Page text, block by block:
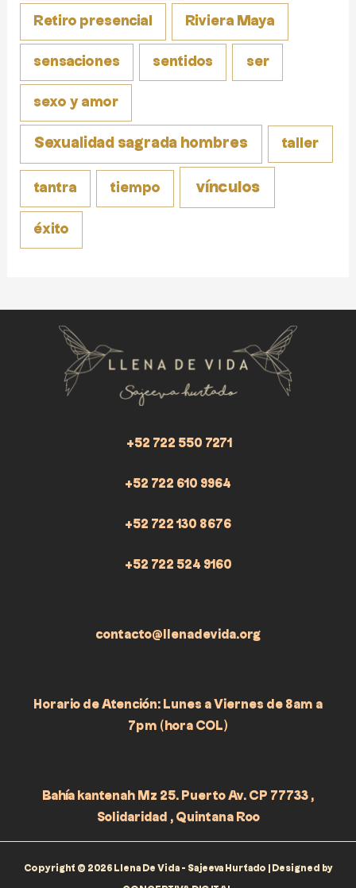
Retiro presencial Riviera Maya
sensaciones sentidos ser
sexo y amor
Sexualidad sagrada hombres taller
tantra tiempo vínculos
éxito
+52 722 550 7271
+52 722 610 9964
+52 722 130 8676
+52 722 524 9160
contacto@llenadevida.org
Horario de Atención: Lunes a Viernes de 8am a
7pm (hora COL)
Bahía kantenah Mz 25. Puerto Av. CP 77733 ,
Solidaridad , Quintana Roo
Copyright © 2026 Llena De Vida - Sajeeva Hurtado | Designed by